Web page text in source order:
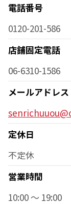
電話番号
0120-201-586
店舗固定電話
06-6310-1586
メールアドレス
定休日
不定休
営業時間
10:00 ～ 19:00